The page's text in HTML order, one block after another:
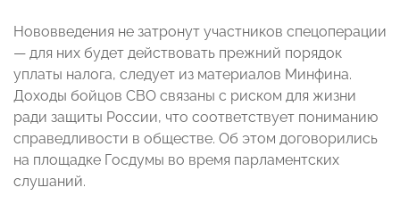
Нововведения не затронут участников спецоперации
— для них будет действовать прежний порядок
уплаты налога, следует из материалов Минфина.
Доходы бойцов СВО связаны с риском для жизни
ради защиты России, что соответствует пониманию
справедливости в обществе. Об этом договорились
на площадке Госдумы во время парламентских
слушаний.